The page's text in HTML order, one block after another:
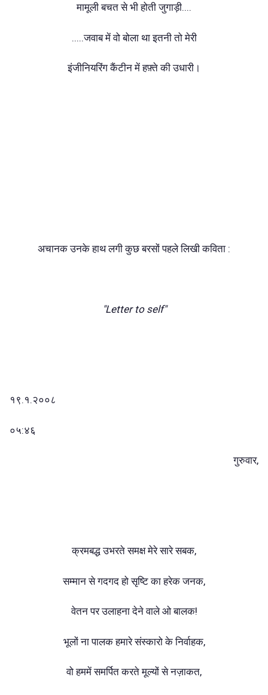
मामूली बचत से भी होती जुगाड़ी....
.....जवाब में वो बोला था इतनी तो मेरी
इंजीनियरिंग कैंटीन में हफ़्ते की उधारी।
अचानक उनके हाथ लगी कुछ बरसों पहले लिखी कविता :
"Letter to self"
१९.१.२००८
०५:४६
गुरुवार,
क्रमबद्ध उभरते समक्ष मेरे सारे सबक,
सम्मान से गदगद हो सृष्टि का हरेक जनक,
वेतन पर उलाहना देने वाले ओ बालक!
भूलों ना पालक हमारे संस्कारो के निर्वाहक,
वो हममें समर्पित करते मूल्यों से नज़ाकत,